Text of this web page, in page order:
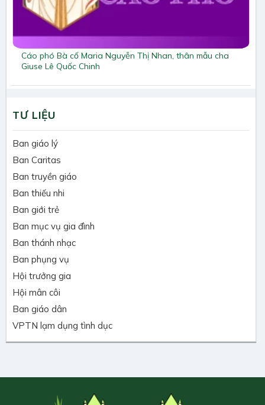
Cáo phó Bà cố Maria Nguyễn Thị Nhan, thân mẫu cha
Giuse Lê Quốc Chinh
TƯ LIỆU
Ban giáo lý
Ban Caritas
Ban truyền giáo
Ban thiếu nhi
Ban giới trẻ
Ban mục vụ gia đình
Ban thánh nhạc
Ban phụng vụ
Hội trưởng gia
Hội mân côi
Ban giáo dân
VPTN lạm dụng tình dục